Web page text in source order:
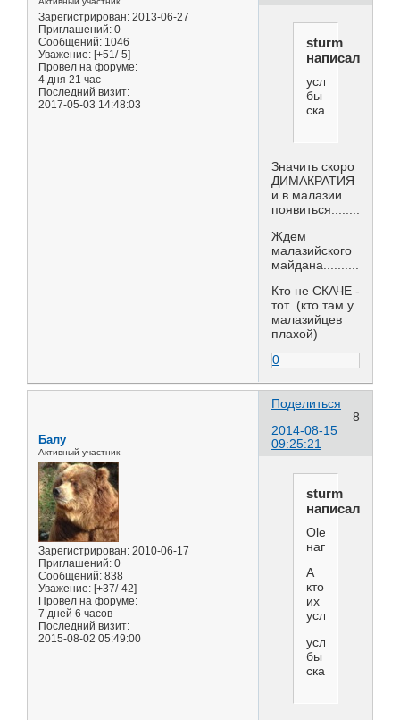
Зарегистрирован: 2013-06-27
Приглашений: 0
Сообщений: 1046
Уважение: [+51/-5]
Провел на форуме:
4 дня 21 час
Последний визит:
2017-05-03 14:48:03
sturm
написал(а):
бы
сказали
Значить скоро
ДИМАКРАТИЯ
и в малазии
Ждем
малазийского
майдана............
Кто не СКАЧЕ -
тот (кто там у
малазийцев
плахой)
0
Поделиться
8
2014-08-15
09:25:21
Балу
Активный участник
Зарегистрирован: 2010-06-17
Приглашений: 0
Сообщений: 838
Уважение: [+37/-42]
Провел на форуме:
7 дней 6 часов
Последний визит:
2015-08-02 05:49:00
sturm
написал(а):
OlegTS
написал(а):
А
кто
их
услышит?
бы
сказали